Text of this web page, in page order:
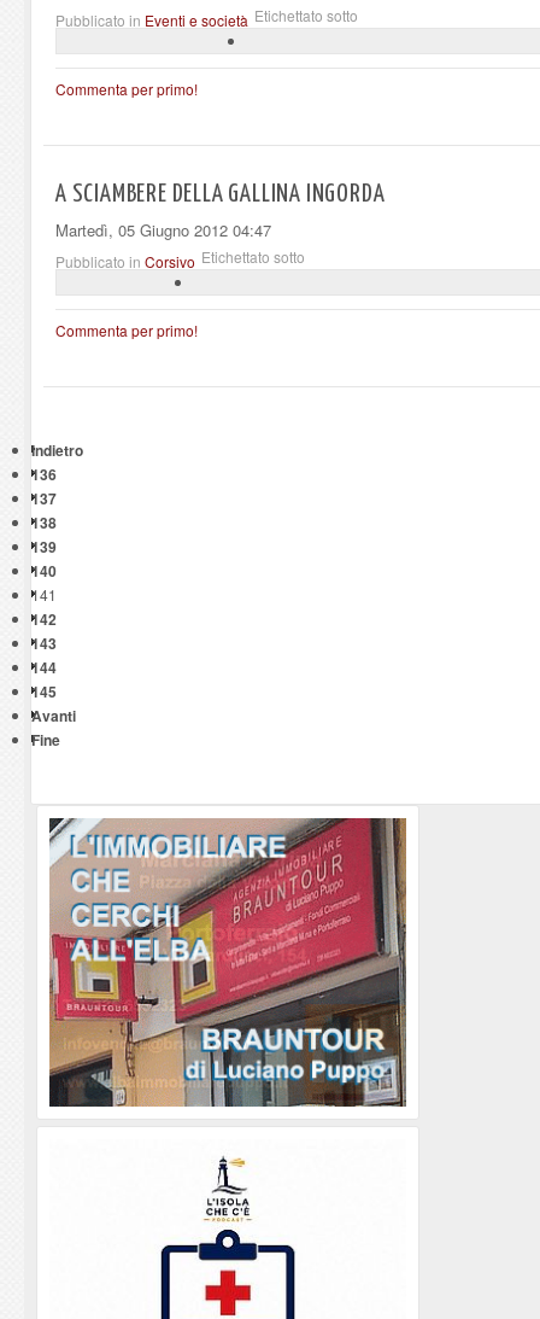
Pubblicato in Eventi e società Etichettato sotto
Commenta per primo!
A SCIAMBERE DELLA GALLINA INGORDA
Martedì, 05 Giugno 2012 04:47
Pubblicato in Corsivo Etichettato sotto
Commenta per primo!
Indietro
136
137
138
139
140
141
142
143
144
145
Avanti
Fine